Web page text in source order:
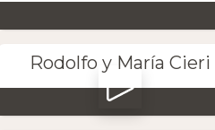
Rodolfo y María Cieri